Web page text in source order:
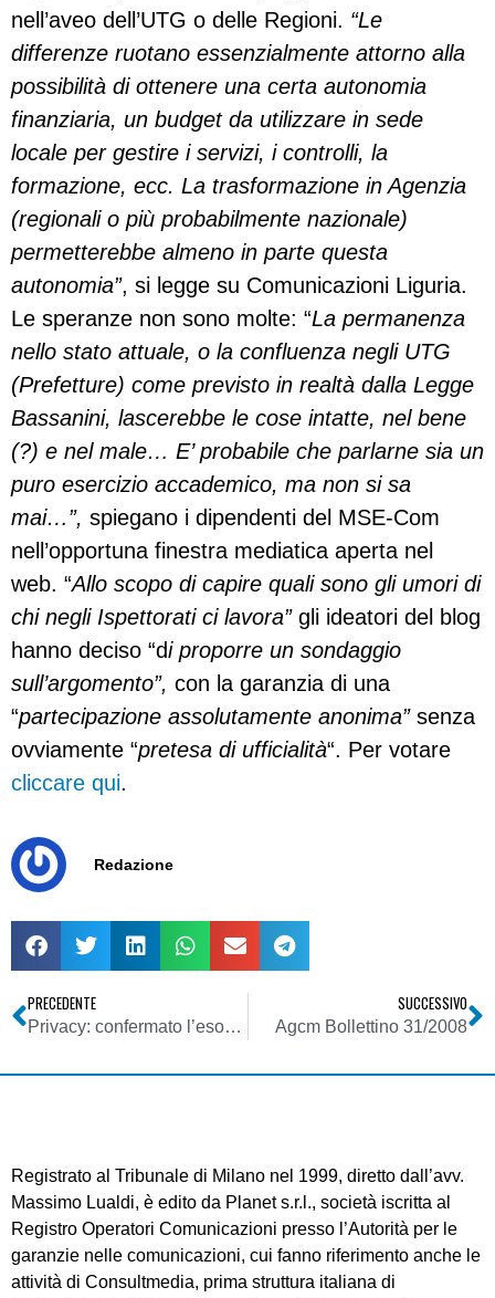
nell’aveo dell’UTG o delle Regioni. “Le
differenze ruotano essenzialmente attorno alla
possibilità di ottenere una certa autonomia
finanziaria, un budget da utilizzare in sede
locale per gestire i servizi, i controlli, la
formazione, ecc. La trasformazione in Agenzia
(regionali o più probabilmente nazionale)
permetterebbe almeno in parte questa
autonomia”, si legge su Comunicazioni Liguria.
Le speranze non sono molte: “La permanenza
nello stato attuale, o la confluenza negli UTG
(Prefetture) come previsto in realtà dalla Legge
Bassanini, lascerebbe le cose intatte, nel bene
(?) e nel male… E’ probabile che parlarne sia un
puro esercizio accademico, ma non si sa
mai…”, spiegano i dipendenti del MSE-Com
nell’opportuna finestra mediatica aperta nel
web. “Allo scopo di capire quali sono gli umori di
chi negli Ispettorati ci lavora” gli ideatori del blog
hanno deciso “di proporre un sondaggio
sull’argomento”, con la garanzia di una
“partecipazione assolutamente anonima”senza
ovviamente “pretesa di ufficialità“. Per votare
cliccare qui.
Redazione
PRECEDENTE
Privacy: confermato l’esonero dal DPS, ma solo per pochi
SUCCESSIVO
Agcm Bollettino 31/2008
Registrato al Tribunale di Milano nel 1999, diretto dall’avv.
Massimo Lualdi, è edito da Planet s.r.l., società iscritta al
Registro Operatori Comunicazioni presso l’Autorità per le
garanzie nelle comunicazioni, cui fanno riferimento anche le
attività di Consultmedia, prima struttura italiana di